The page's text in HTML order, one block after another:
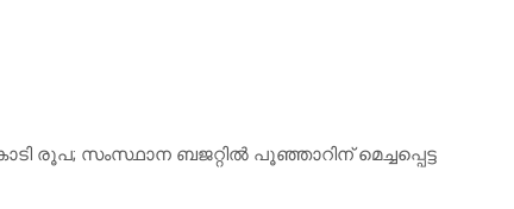
രൂപ; സംസ്ഥാന ബജറ്റിൽ പൂഞ്ഞാറിന് മെച്ചപ്പെട്ട